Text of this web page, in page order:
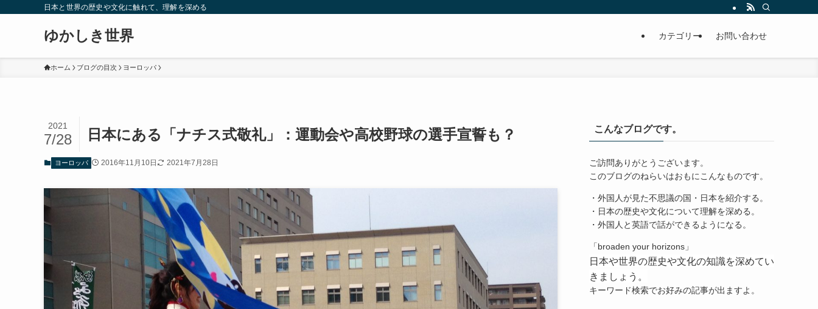
日本と世界の歴史や文化に触れて、理解を深める
ゆかしき世界 カテゴリー お問い合わせ
ホーム ブログの目次 ヨーロッパ
日本にある「ナチス式敬礼」：運動会や高校野球の選手宣誓も？
2021
7/28
ヨーロッパ 2016年11月10日 2021年7月28日
こんなブログです。
ご訪問ありがとうございます。
このブログのねらいはおもにこんなものです。
・外国人が見た不思議の国・日本を紹介する。
・日本の歴史や文化について理解を深める。
・外国人と英語で話ができるようになる。
「broaden your horizons」
日本や世界の歴史や文化の知識を深めてい
きましょう。
キーワード検索でお好みの記事が出ますよ。